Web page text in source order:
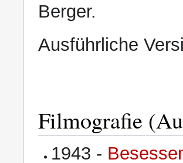
Berger.
Ausführliche
Filmografie
1943 -